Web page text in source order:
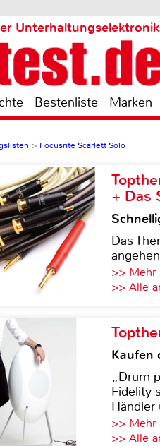
Unterhaltungselektronik
Bestenliste Marken
> Focusrite Scarlett Solo
+ Das
Das
>> Mehr
>> Alle
Kaufen
„Drum
Fidelity
Händler
>> Mehr
>> Alle